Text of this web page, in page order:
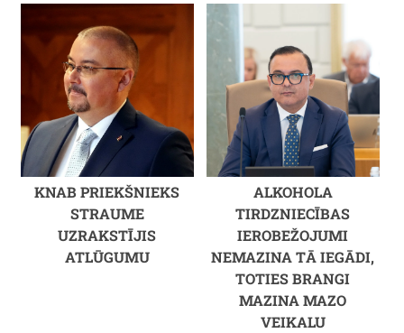
KNAB PRIEKŠNIEKS
STRAUME
UZRAKSTĪJIS
ATLŪGUMU
ALKOHOLA
TIRDZNIECĪBAS
IEROBEŽOJUMI
NEMAZINA TĀ IEGĀDI,
TOTIES BRANGI
MAZINA MAZO
VEIKALU